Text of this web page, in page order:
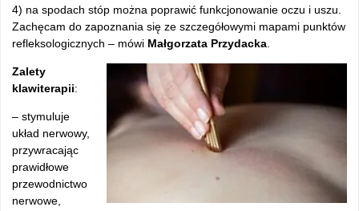
4) na spodach stóp można poprawić funkcjonowanie oczu i uszu.
Zachęcam do zapoznania się ze szczegółowymi mapami punktów
refleksologicznych – mówi Małgorzata Przydacka
Zalety
klawiterapii:
– stymuluje
układ nerwowy,
przywracając
prawidłowe
przewodnictwo
nerwowe,